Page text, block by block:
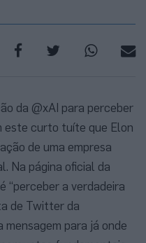
da @xAI para perceber
este curto tuíte que Elon
de uma empresa
Na página oficial da
“perceber a verdadeira
de Twitter da
mensagem para já onde